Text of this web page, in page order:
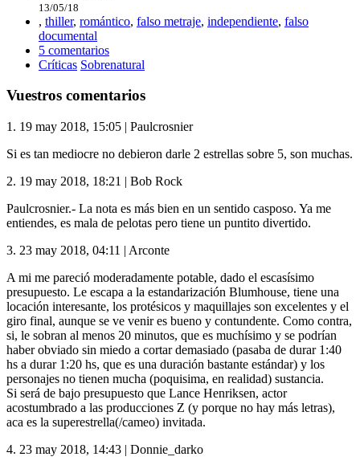
13/05/18
, thiller, romántico, falso metraje, independiente, falso
documental
5 comentarios
Críticas Sobrenatural
Vuestros comentarios
1. 19 may 2018, 15:05 | Paulcrosnier
Si es tan mediocre no debieron darle 2 estrellas sobre 5, son muchas.
2. 19 may 2018, 18:21 | Bob Rock
Paulcrosnier.- La nota es más bien en un sentido casposo. Ya me
entiendes, es mala de pelotas pero tiene un puntito divertido.
3. 23 may 2018, 04:11 | Arconte
A mi me pareció moderadamente potable, dado el escasísimo
presupuesto. Le escapa a la estandarización Blumhouse, tiene una
locación interesante, los protésicos y maquillajes son excelentes y el
giro final, aunque se ve venir es bueno y contundente. Como contra,
si, le sobran al menos 20 minutos, que es muchísimo y se podrían
haber obviado sin miedo a cortar demasiado (pasaba de durar 1:40
hs a durar 1:20 hs, que es una duración bastante estándar) y los
personajes no tienen mucha (poquisima, en realidad) sustancia.
Si será de bajo presupuesto que Lance Henriksen, actor
acostumbrado a las producciones Z (y porque no hay más letras),
aca es la superestrella(/cameo) invitada.
4. 23 may 2018, 14:43 | Donnie_darko